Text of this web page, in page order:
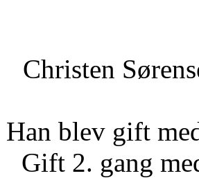
Christen
Han blev gift
Gift 2. gang